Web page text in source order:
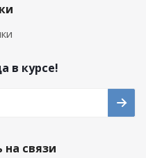
в курсе!
на связи